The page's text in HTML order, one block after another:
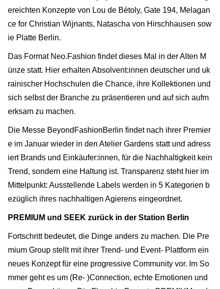
ereichten Konzepte von Lou de Bètoly, Gate 194, Melagan
ce for Christian Wijnants, Natascha von Hirschhausen sow
ie Platte Berlin.
Das Format Neo.Fashion findet dieses Mal in der Alten M
ünze statt. Hier erhalten Absolvent:innen deutscher und uk
rainischer Hochschulen die Chance, ihre Kollektionen und
sich selbst der Branche zu präsentieren und auf sich aufm
erksam zu machen.
Die Messe BeyondFashionBerlin findet nach ihrer Premier
e im Januar wieder in den Atelier Gardens statt und adress
iert Brands und Einkäufer:innen, für die Nachhaltigkeit kein
Trend, sondern eine Haltung ist. Transparenz steht hier im
Mittelpunkt: Ausstellende Labels werden in 5 Kategorien b
ezüglich ihres nachhaltigen Agierens eingeordnet.
PREMIUM und SEEK zurück in der Station Berlin
Fortschritt bedeutet, die Dinge anders zu machen. Die Pre
mium Group stellt mit ihrer Trend- und Event- Plattform ein
neues Konzept für eine progressive Community vor. Im So
mmer geht es um (Re- )Connection, echte Emotionen und